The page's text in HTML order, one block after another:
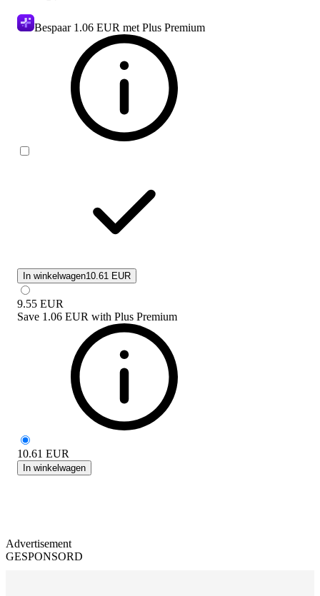
Bespaar 1.06 EUR met Plus Premium
In winkelwagen10.61 EUR
9.55 EUR
Save 1.06 EUR with Plus Premium
10.61 EUR
In winkelwagen
Advertisement
GESPONSORD